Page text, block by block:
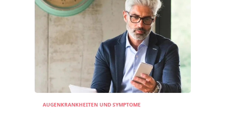
Transitions Intelligente, selbsttönende Brillengläser
Sonnenschutz-Gläser Stilvoll sehen
Blaulichtfilter für jeden Tag
Brillenglas-Entspiegelungen
Ihr Leben und Ihr Augen
AUGENKRANKHEITEN UND SYMPTOME